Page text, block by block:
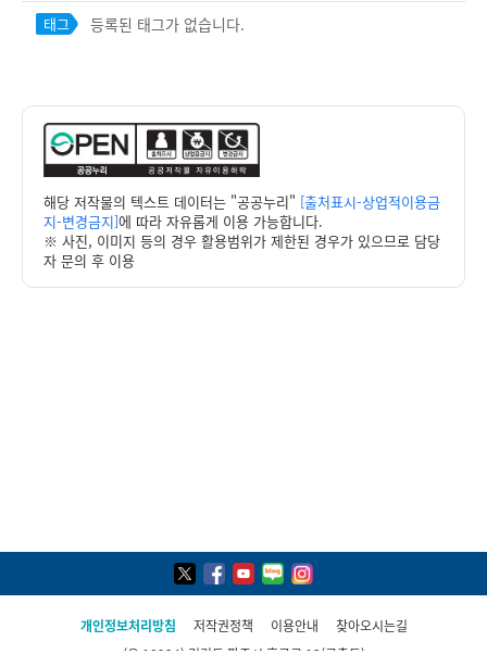
태그 등록된 태그가 없습니다.
해당 저작물의 텍스트 데이터는 "공공누리" [출처표시-상업적이용금
지-변경금지]에 따라 자유롭게 이용 가능합니다.
※ 사진, 이미지 등의 경우 활용범위가 제한된 경우가 있으므로 담당
자 문의 후 이용
개인정보처리방침 저작권정책 이용안내
찾아오시는길